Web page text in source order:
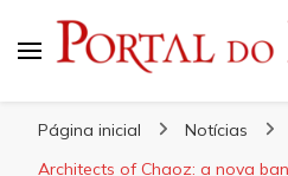
Página inicial
Notícias
Architects of Chaoz: a nova